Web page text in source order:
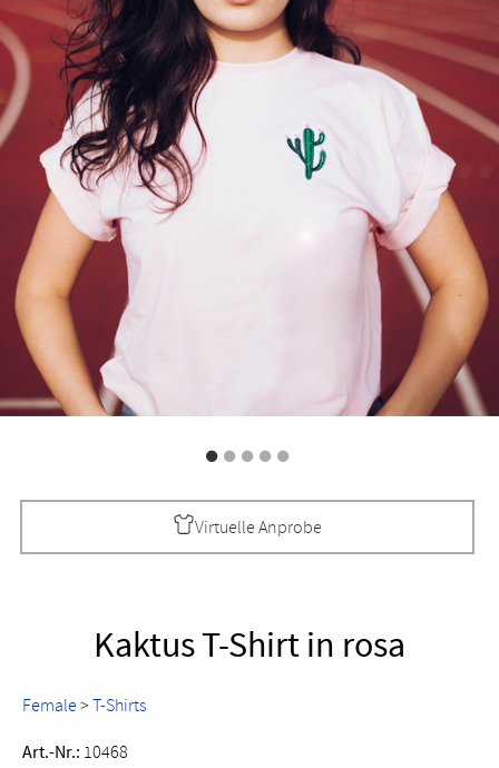
Virtuelle Anprobe
Kaktus T-Shirt in rosa
Female> T-Shirts
Art.-Nr.: 10468